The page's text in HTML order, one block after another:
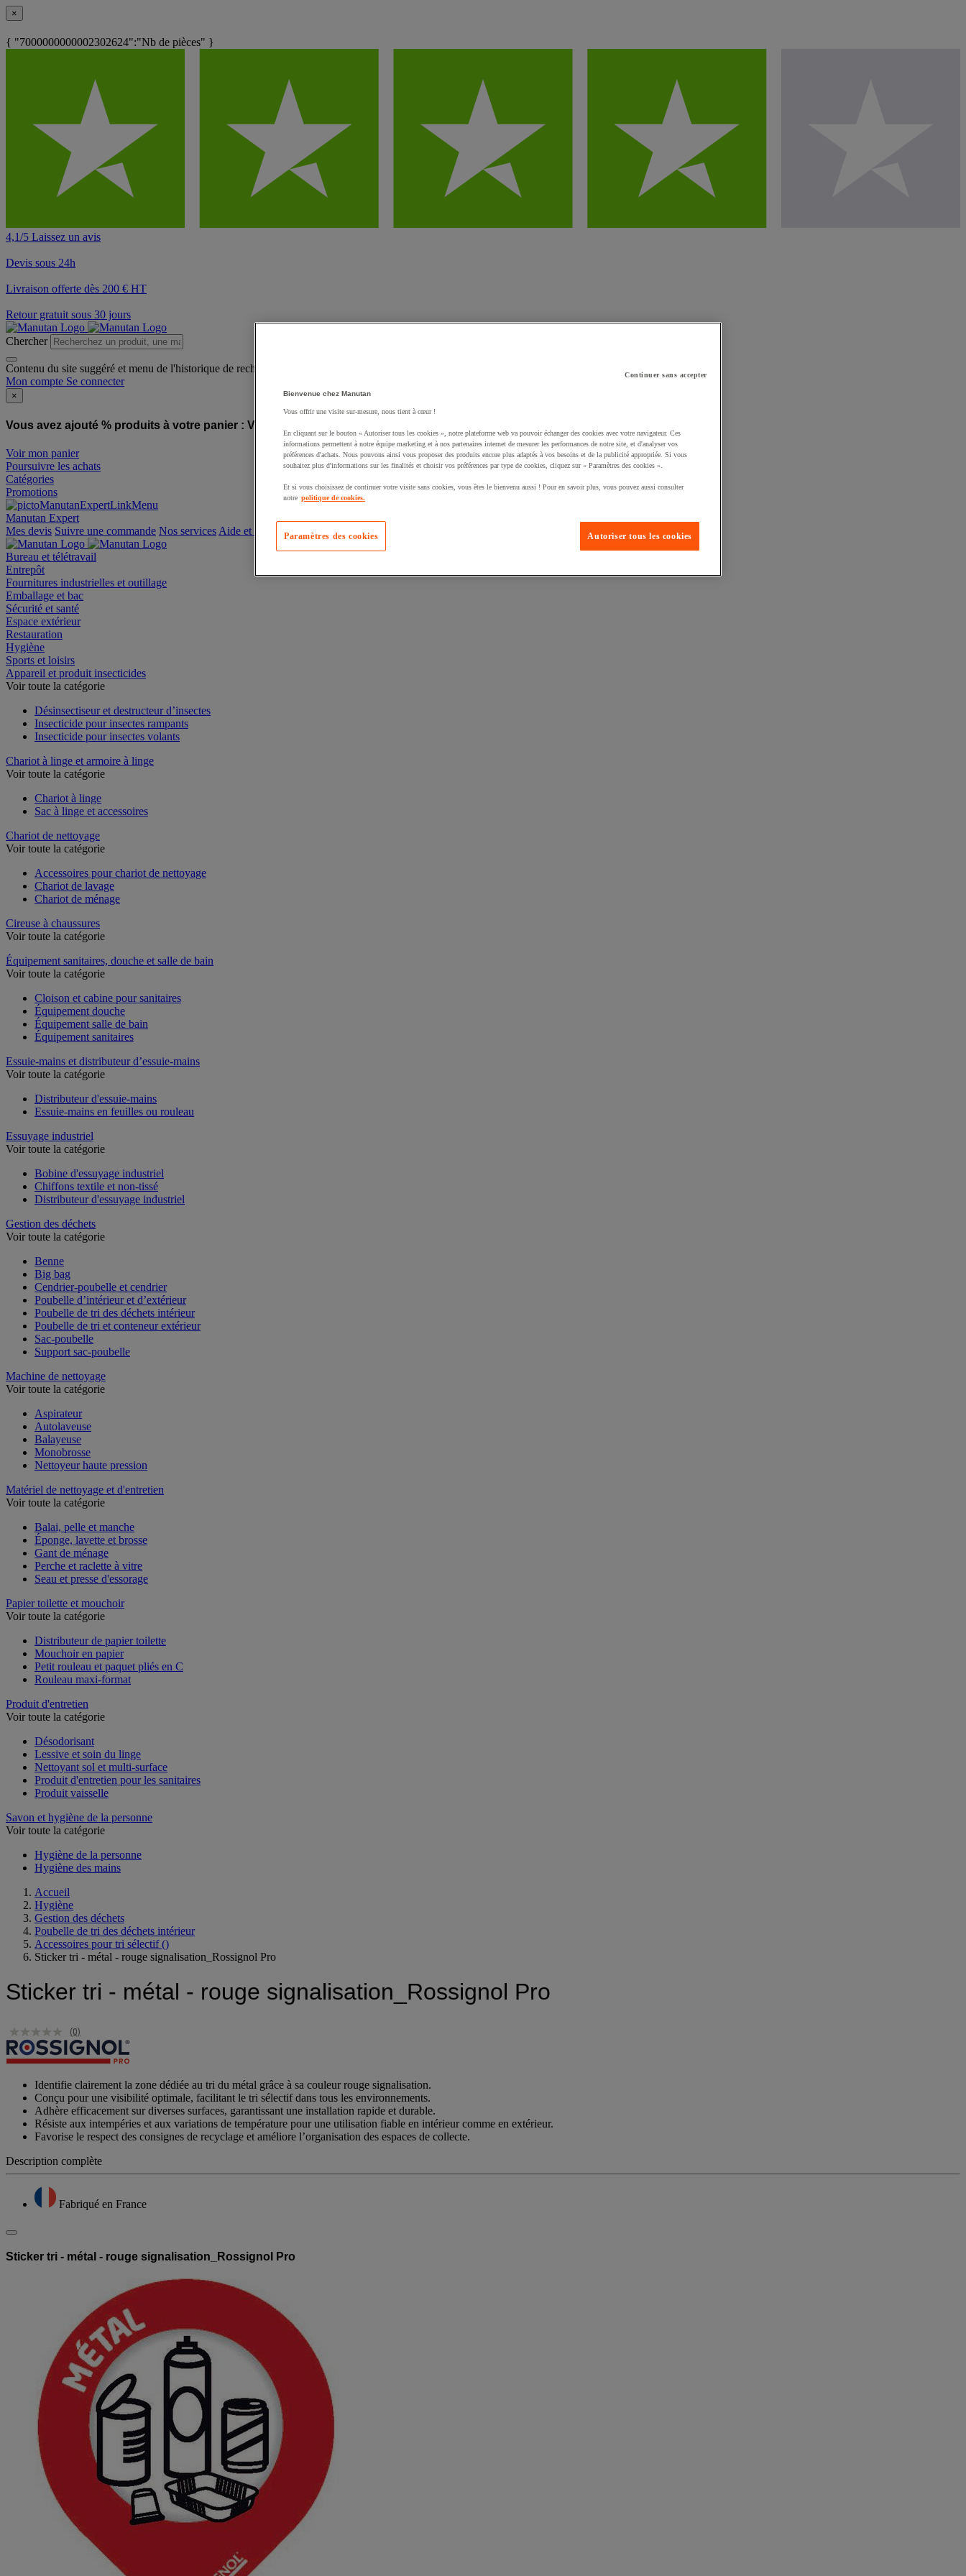
×
{ "7000000000002302624":"Nb de pièces" }
4,1/5 Laissez un avis
Devis sous 24h
Livraison offerte dès 200 € HT
Retour gratuit sous 30 jours
Chercher
Contenu du site suggéré et menu de l'historique de recherche
Mon compte Se connecter
×
Vous avez ajouté % produits à votre panier : Vous avez ajouté un produit à votre panier :
Voir mon panier
Poursuivre les achats
Catégories
Promotions
Manutan Expert
offre reconditionnée
Mes devis Suivre une commande Nos services Aide et contact
Bureau et télétravail
Entrepôt
Fournitures industrielles et outillage
Emballage et bac
Sécurité et santé
Espace extérieur
Restauration
Hygiène
Sports et loisirs
Appareil et produit insecticides
Désinsectiseur et destructeur d’insectes
Insecticide pour insectes rampants
Chariot à linge et armoire à linge
Chariot à linge
Chariot de nettoyage
Accessoires pour chariot de nettoyage
Chariot de lavage
Cireuse à chaussures
Équipement sanitaires, douche et salle de bain
Cloison et cabine pour sanitaires
Équipement douche
Équipement salle de bain
Essuie-mains et distributeur d’essuie-mains
Distributeur d'essuie-mains
Essuyage industriel
Bobine d'essuyage industriel
Chiffons textile et non-tissé
Gestion des déchets
Benne
Big bag
Cendrier-poubelle et cendrier
Poubelle d’intérieur et d’extérieur
Poubelle de tri des déchets intérieur
Poubelle de tri et conteneur extérieur
Sac-poubelle
Machine de nettoyage
Aspirateur
Autolaveuse
Balayeuse
Monobrosse
Matériel de nettoyage et d'entretien
Balai, pelle et manche
Éponge, lavette et brosse
Gant de ménage
Perche et raclette à vitre
Papier toilette et mouchoir
Distributeur de papier toilette
Mouchoir en papier
Petit rouleau et paquet pliés en C
Produit d'entretien
Désodorisant
Lessive et soin du linge
Nettoyant sol et multi-surface
Produit d'entretien pour les sanitaires
Savon et hygiène de la personne
Hygiène de la personne
Accueil
Hygiène
Gestion des déchets
Poubelle de tri des déchets intérieur
Accessoires pour tri sélectif ()
Sticker tri - métal - rouge signalisation_Rossignol Pro
(0)
Identifie clairement la zone dédiée au tri du métal grâce à sa couleur rouge signalisation.
Conçu pour une visibilité optimale, facilitant le tri sélectif dans tous les environnements.
Adhère efficacement sur diverses surfaces, garantissant une installation rapide et durable.
Résiste aux intempéries et aux variations de température pour une utilisation fiable en intérieur comme en extérieur.
Description complète
Continuer sans accepter
Bienvenue chez Manutan
Vous offrir une visite sur-mesure, nous tient à cœur !
En cliquant sur le bouton « Autoriser tous les cookies », notre plateforme web va pouvoir échanger des cookies avec votre navigateur. Ces
informations permettent à notre équipe marketing et à nos partenaires internet de mesurer les performances de notre site, et d'analyser vos
préférences d'achats. Nous pouvons ainsi vous proposer des produits encore plus adaptés à vos besoins et de la publicité appropriée. Si vous
souhaitez plus d'informations sur les finalités et choisir vos préférences par type de cookies, cliquez sur « Paramètres des cookies ».
Et si vous choisissez de continuer votre visite sans cookies, vous êtes le bienvenu aussi ! Pour en savoir plus, vous pouvez aussi consulter
notre politique de cookies.
Autoriser tous les cookies
Paramètres des cookies